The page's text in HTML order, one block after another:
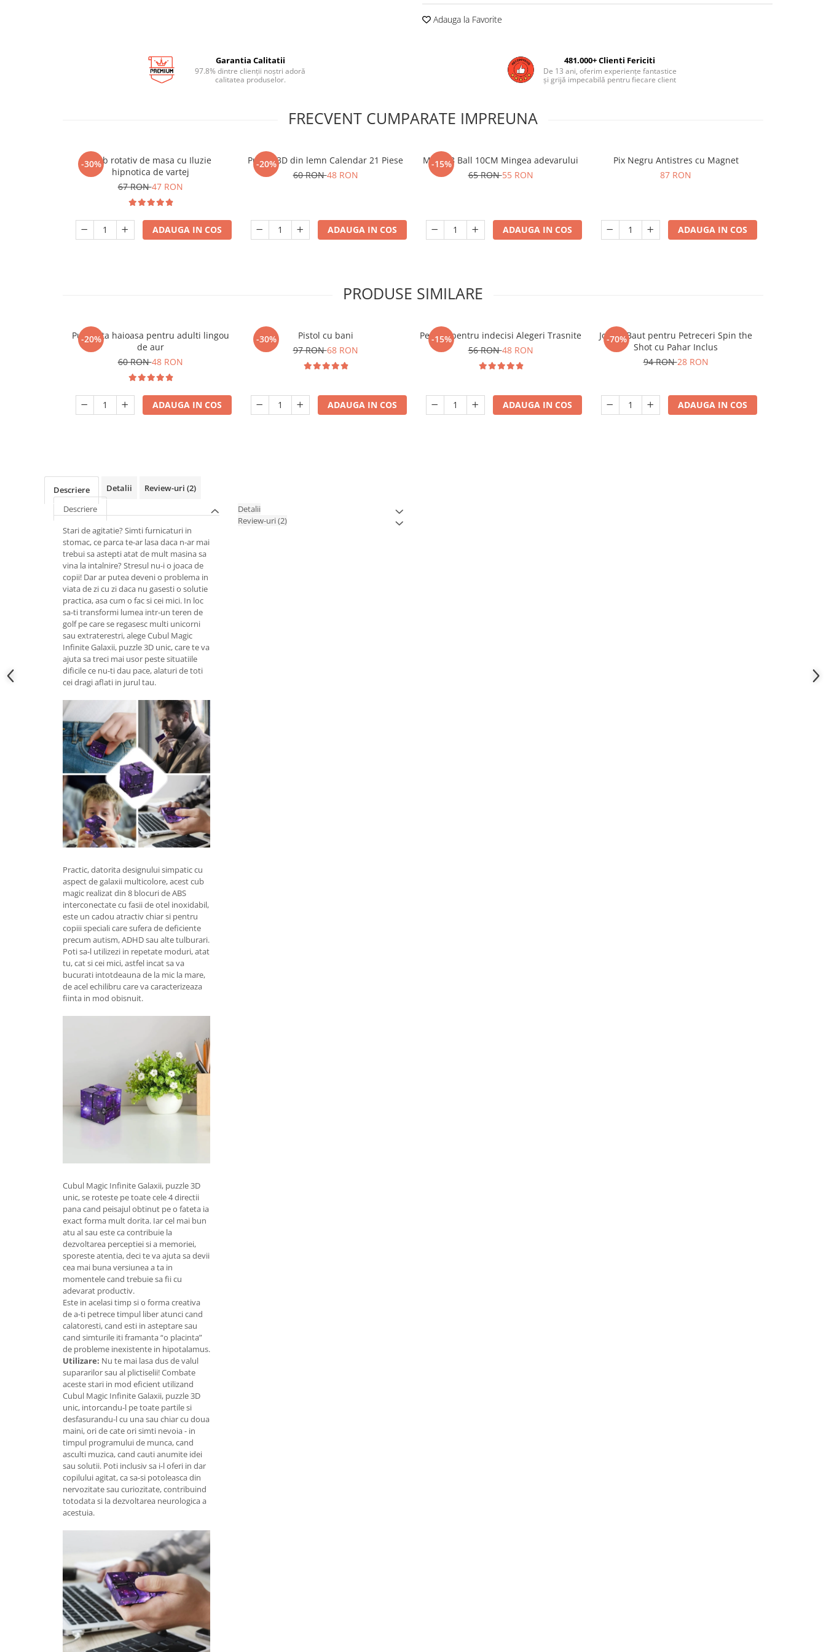
Adauga la Favorite
Garantia Calitatii
97.8% dintre clienții noștri adoră
calitatea produselor.
481.000+ Clienti Fericiti
De 13 ani, oferim experiențe fantastice
și grijă impecabilă pentru fiecare client
FRECVENT CUMPARATE IMPREUNA
-30%
Glob rotativ de masa cu Iluzie
hipnotica de vartej
67 RON47 RON
ADAUGA IN COS
-20%
Puzzle 3D din lemn Calendar 21 Piese
60 RON48 RON
ADAUGA IN COS
-15%
Magic 8 Ball 10CM Mingea adevarului
65 RON55 RON
ADAUGA IN COS
Pix Negru Antistres cu Magnet
87 RON
ADAUGA IN COS
PRODUSE SIMILARE
-20%
Pusculita haioasa pentru adulti lingou
de aur
60 RON48 RON
ADAUGA IN COS
-30%
Pistol cu bani
97 RON68 RON
ADAUGA IN COS
-15%
Pendul pentru indecisi Alegeri Trasnite
56 RON48 RON
ADAUGA IN COS
-70%
Joc de Baut pentru Petreceri Spin the
Shot cu Pahar Inclus
94 RON28 RON
ADAUGA IN COS
Descriere Detalii Review-uri (2)
Descriere
Stari de agitatie? Simti furnicaturi in
stomac, ce parca te-ar lasa daca n-ar mai
trebui sa astepti atat de mult masina sa
vina la intalnire? Stresul nu-i o joaca de
copii! Dar ar putea deveni o problema in
viata de zi cu zi daca nu gasesti o solutie
practica, asa cum o fac si cei mici. In loc
sa-ti transformi lumea intr-un teren de
golf pe care se regasesc multi unicorni
sau extraterestri, alege Cubul Magic
Infinite Galaxii, puzzle 3D unic, care te va
ajuta sa treci mai usor peste situatiile
dificile ce nu-ti dau pace, alaturi de toti
cei dragi aflati in jurul tau.
Practic, datorita designului simpatic cu
aspect de galaxii multicolore, acest cub
magic realizat din 8 blocuri de ABS
interconectate cu fasii de otel inoxidabil,
este un cadou atractiv chiar si pentru
copiii speciali care sufera de deficiente
precum autism, ADHD sau alte tulburari.
Poti sa-l utilizezi in repetate moduri, atat
tu, cat si cei mici, astfel incat sa va
bucurati intotdeauna de la mic la mare,
de acel echilibru care va caracterizeaza
fiinta in mod obisnuit.
Cubul Magic Infinite Galaxii, puzzle 3D
unic, se roteste pe toate cele 4 directii
pana cand peisajul obtinut pe o fateta ia
exact forma mult dorita. Iar cel mai bun
atu al sau este ca contribuie la
dezvoltarea perceptiei si a memoriei,
sporeste atentia, deci te va ajuta sa devii
cea mai buna versiunea a ta in
momentele cand trebuie sa fii cu
adevarat productiv.
Este in acelasi timp si o forma creativa
de a-ti petrece timpul liber atunci cand
calatoresti, cand esti in asteptare sau
cand simturile iti framanta “o placinta”
de probleme inexistente in hipotalamus.
Utilizare: Nu te mai lasa dus de valul
supararilor sau al plictiselii! Combate
aceste stari in mod eficient utilizand
Cubul Magic Infinite Galaxii, puzzle 3D
unic, intorcandu-l pe toate partile si
desfasurandu-l cu una sau chiar cu doua
maini, ori de cate ori simti nevoia - in
timpul programului de munca, cand
asculti muzica, cand cauti anumite idei
sau solutii. Poti inclusiv sa i-l oferi in dar
copilului agitat, ca sa-si potoleasca din
nervozitate sau curiozitate, contribuind
totodata si la dezvoltarea neurologica a
acestuia.
Detalii
Review-uri(2)